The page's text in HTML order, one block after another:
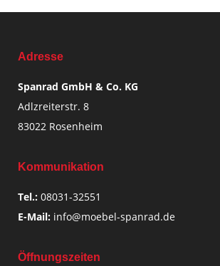
Adresse
Spanrad GmbH & Co. KG
Adlzreiterstr. 8
83022 Rosenheim
Kommunikation
Tel.: 08031-32551
E-Mail: info@moebel-spanrad.de
Öffnungszeiten